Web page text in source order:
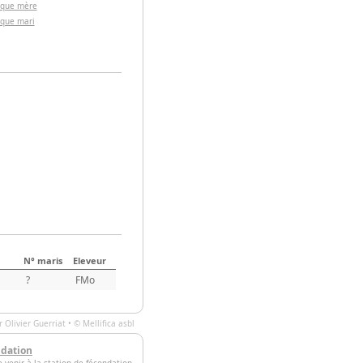
mère
mari
N° maris Eleveur
? FMo
Olivier Guerriat • © Mellifica asbl